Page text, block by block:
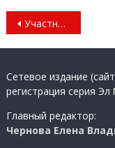
Навигация
по
Участник СВО: «Моя мечта — после победы в СВО пойти на парад вместе с внуками»
Сетевое издание
регистрация серия
Главный редактор:
Чернова Елена